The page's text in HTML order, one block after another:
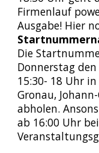
Firmenlauf
Ausgabe! Hier
Die
Donnerstag
15:30- 18 Uhr
Gronau,
abholen.
ab 16:00 Uhr